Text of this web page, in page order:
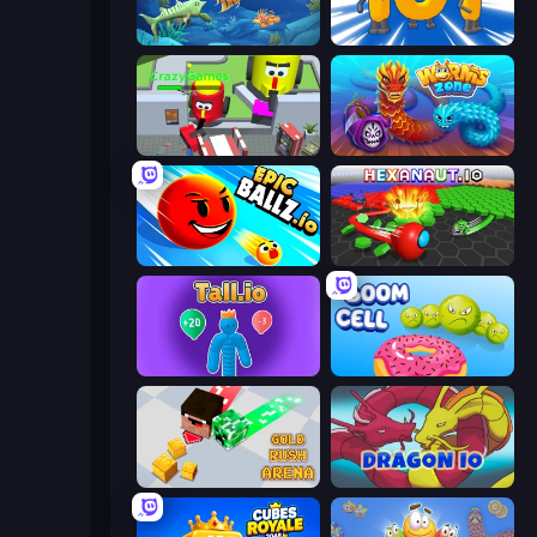
Let Me Eat: Big Fish Eat Smaller Numbers Arena
CleanUp.IO Worms.Zone
EpicBallz.io Hexanaut.io
Tall.io Boom Cell
Gold Rush Arena Dragon.io